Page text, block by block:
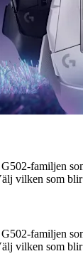
familjen
vilken som
familjen
vilken som